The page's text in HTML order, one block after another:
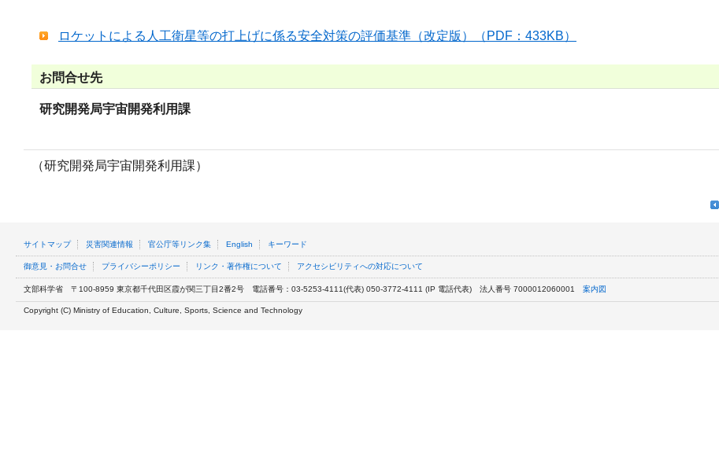
ロケットによる人工衛星等の打上げに係る安全対策の評価基準（改定版）（PDF：433KB）
お問合せ先
研究開発局宇宙開発利用課
（研究開発局宇宙開発利用課）
サイトマップ 災害関連情報 官公庁等リンク集 English キーワード
御意見・お問合せ プライバシーポリシー リンク・著作権について アクセシビリティへの対応について
文部科学省 〒100-8959 東京都千代田区霞が関三丁目2番2号 電話番号：03-5253-4111(代表) 050-3772-4111 (IP 電話代表) 法人番号 7000012060001 案内図
Copyright (C) Ministry of Education, Culture, Sports, Science and Technology